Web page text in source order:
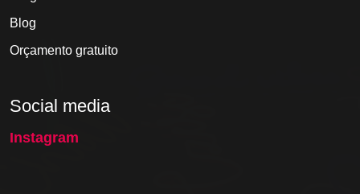
Blog
Orçamento gratuito
Social media
Instagram